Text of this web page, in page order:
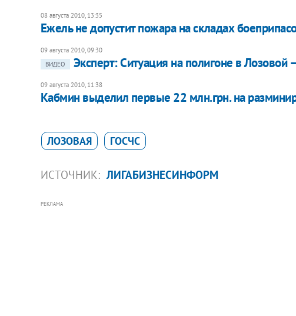
08 августа 2010, 13:35
Ежель не допустит пожара на складах
09 августа 2010, 09:30
ВИДЕО
Эксперт: Ситуация на полигоне в Лозовой
09 августа 2010, 11:38
Кабмин выделил первые 22 млн.грн. на
ЛОЗОВАЯ ГОСЧС
ИСТОЧНИК: ЛИГАБИЗНЕСИНФОРМ
РЕКЛАМА